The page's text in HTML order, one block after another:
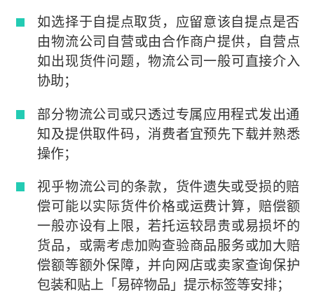
如选择于自提点取货，应留意该自提点是否
由物流公司自营或由合作商户提供，自营点
如出现货件问题，物流公司一般可直接介入
协助；
部分物流公司或只透过专属应用程式发出通
知及提供取件码，消费者宜预先下载并熟悉
操作；
视乎物流公司的条款，货件遗失或受损的赔
偿可能以实际货件价格或运费计算，赔偿额
一般亦设有上限，若托运较昂贵或易损坏的
货品，或需考虑加购查验商品服务或加大赔
偿额等额外保障，并向网店或卖家查询保护
包装和贴上「易碎物品」提示标签等安排；